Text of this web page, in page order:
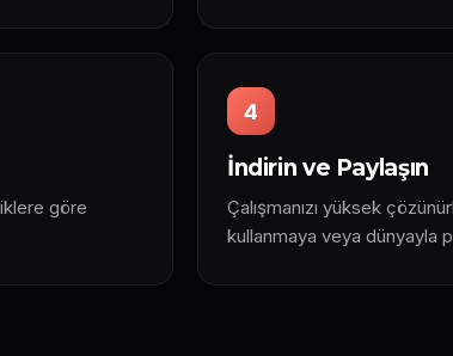
göre
4
İndirin ve Paylaşın
Çalışmanızı yüksek
kullanmaya veya dünyayla